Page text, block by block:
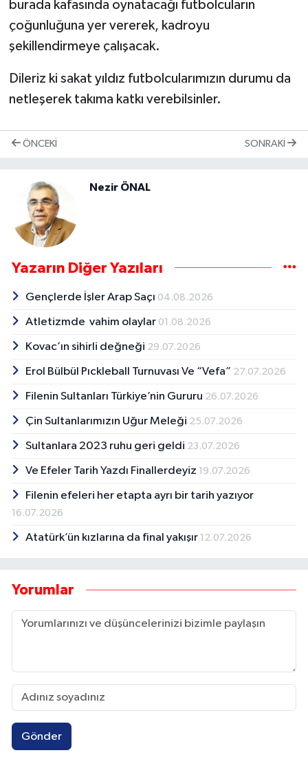
burada kafasında oynatacağı futbolcuların
çoğunluğuna yer vererek, kadroyu
şekillendirmeye çalışacak.
Dileriz ki sakat yıldız futbolcularımızın durumu da
netleşerek takıma katkı verebilsinler.
ÖNCEKI SONRAKI
Nezir ÖNAL
Yazarın Diğer Yazıları
Gençlerde İşler Arap Saçı 04.08.2026
Atletizmde vahim olaylar 01.08.2026
Kovac’ın sihirli değneği 29.07.2026
Erol Bülbül Pıckleball Turnuvası Ve “Vefa” 27.07.2026
Filenin Sultanları Türkiye’nin Gururu 26.07.2026
Çin Sultanlarımızın Uğur Meleği 25.07.2026
Sultanlara 2023 ruhu geri geldi 23.07.2026
Ve Efeler Tarih Yazdı Finallerdeyiz 19.07.2026
Filenin efeleri her etapta ayrı bir tarih yazıyor
16.07.2026
Atatürk’ün kızlarına da final yakışır 12.07.2026
Yorumlar